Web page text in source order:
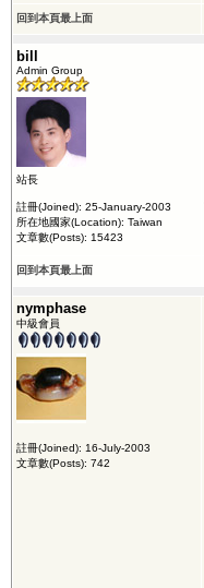
回到本頁最上面
bill
Admin Group
站長
註冊(Joined): 25-January-2003
所在地國家(Location): Taiwan
文章數(Posts): 15423
回到本頁最上面
nymphase
中級會員
註冊(Joined): 16-July-2003
文章數(Posts): 742